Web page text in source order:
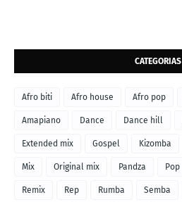
CATEGORIAS
Afro biti Afro house Afro pop
Amapiano Dance Dance hill
Extended mix Gospel Kizomba
Mix Original mix Pandza Pop
Remix Rep Rumba Semba